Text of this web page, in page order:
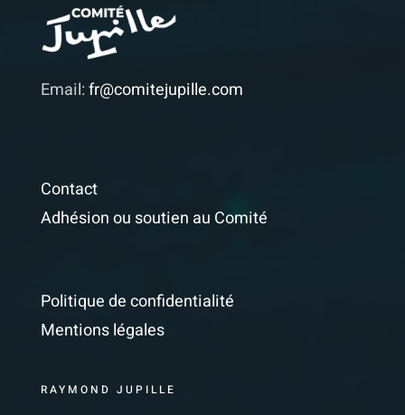
Email:fr@comitejupille.com
Contact
Adhésion ou soutien au Comité
Politique de confidentialité
Mentions légales
RAYMOND JUPILLE